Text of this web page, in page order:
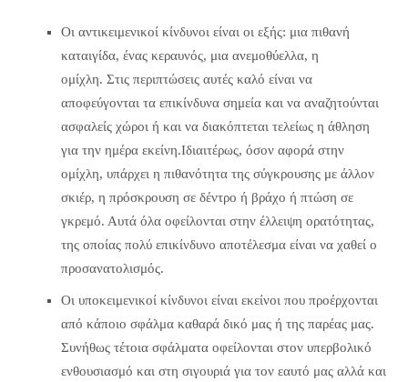
Οι αντικειμενικοί κίνδυνοι είναι οι εξής: μια πιθανή
καταιγίδα, ένας κεραυνός, μια ανεμοθύελλα, η
ομίχλη. Στις περιπτώσεις αυτές καλό είναι να
αποφεύγονται τα επικίνδυνα σημεία και να αναζητούνται
ασφαλείς χώροι ή και να διακόπτεται τελείως η άθληση
για την ημέρα εκείνη.Ιδιαιτέρως, όσον αφορά στην
ομίχλη, υπάρχει η πιθανότητα της σύγκρουσης με άλλον
σκιέρ, η πρόσκρουση σε δέντρο ή βράχο ή πτώση σε
γκρεμό. Αυτά όλα οφείλονται στην έλλειψη ορατότητας,
της οποίας πολύ επικίνδυνο αποτέλεσμα είναι να χαθεί ο
προσανατολισμός.
Οι υποκειμενικοί κίνδυνοι είναι εκείνοι που προέρχονται
από κάποιο σφάλμα καθαρά δικό μας ή της παρέας μας.
Συνήθως τέτοια σφάλματα οφείλονται στον υπερβολικό
ενθουσιασμό και στη σιγουριά για τον εαυτό μας αλλά και